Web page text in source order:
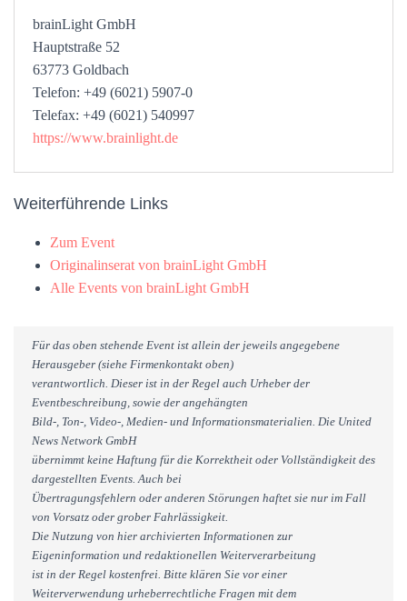
brainLight GmbH
Hauptstraße 52
63773 Goldbach
Telefon: +49 (6021) 5907-0
Telefax: +49 (6021) 540997
https://www.brainlight.de
Weiterführende Links
Zum Event
Originalinserat von brainLight GmbH
Alle Events von brainLight GmbH
Für das oben stehende Event ist allein der jeweils angegebene
Herausgeber (siehe Firmenkontakt oben)
verantwortlich. Dieser ist in der Regel auch Urheber der
Eventbeschreibung, sowie der angehängten
Bild-, Ton-, Video-, Medien- und Informationsmaterialien. Die United
News Network GmbH
übernimmt keine Haftung für die Korrektheit oder Vollständigkeit des
dargestellten Events. Auch bei
Übertragungsfehlern oder anderen Störungen haftet sie nur im Fall
von Vorsatz oder grober Fahrlässigkeit.
Die Nutzung von hier archivierten Informationen zur
Eigeninformation und redaktionellen Weiterverarbeitung
ist in der Regel kostenfrei. Bitte klären Sie vor einer
Weiterverwendung urheberrechtliche Fragen mit dem